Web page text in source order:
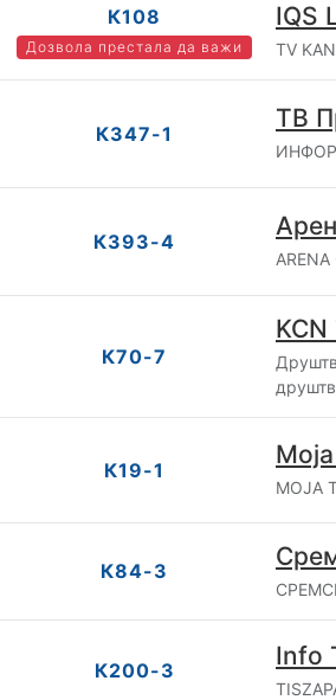
К108
Дозвола престала да важи
IQS
TV
К347-1
ТВ
К393-4
К70-7
К19-1
МОЈА
К84-3
К200-3 Info